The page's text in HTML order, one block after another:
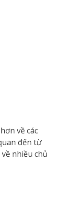
về các
đến từ
nhiều chủ